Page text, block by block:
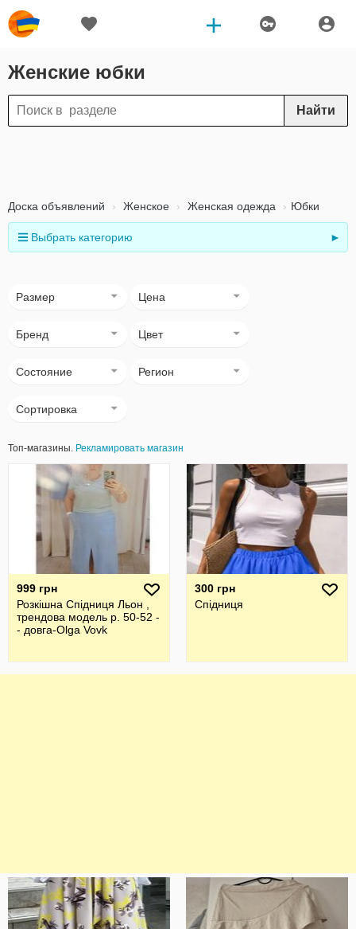
Женские юбки
Найти
Доска объявлений Женское Женская одежда Юбки
Выбрать категорию ►
Размер Цена
Бренд Цвет
Состояние Регион
Сортировка
Топ-магазины. Рекламировать магазин
999 грн
Розкішна Спідниця Льон ,
трендова модель р. 50-52 -
- довга-Olga Vovk
300 грн
Спідниця